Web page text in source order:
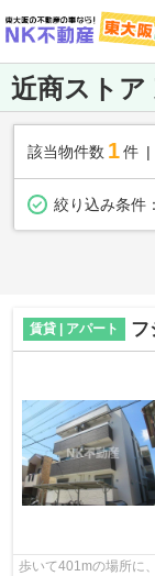
近商ストア
該当物件数 1件
絞り込み条件：
賃貸 | アパート フ
歩いて401mの場所に